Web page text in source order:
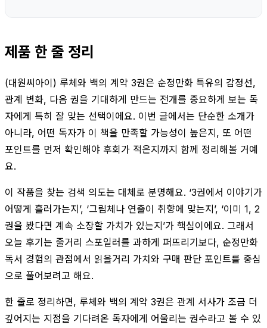
제품 한 줄 정리
(대원씨아이) 루체와 백의 계약 3권은 순정만화 특유의 감정선,
관계 변화, 다음 권을 기대하게 만드는 전개를 중요하게 보는 독
자에게 특히 잘 맞는 선택이에요. 이번 글에서는 단순한 소개가
아니라, 어떤 독자가 이 책을 만족할 가능성이 높은지, 또 어떤
포인트를 먼저 확인해야 후회가 적은지까지 함께 정리해볼 거예
요.
이 작품을 찾는 검색 의도는 대체로 분명해요. ‘3권에서 이야기가
어떻게 흘러가는지’, ‘그림체나 연출이 취향에 맞는지’, ‘이미 1, 2
권을 봤다면 계속 소장할 가치가 있는지’가 핵심이에요. 그래서
오늘 후기는 줄거리 스포일러를 과하게 퍼뜨리기보다, 순정만화
독서 경험의 관점에서 읽을거리 가치와 구매 판단 포인트를 중심
으로 풀어보려고 해요.
한 줄로 정리하면, 루체와 백의 계약 3권은 관계 서사가 조금 더
깊어지는 지점을 기다려온 독자에게 어울리는 권수라고 볼 수 있